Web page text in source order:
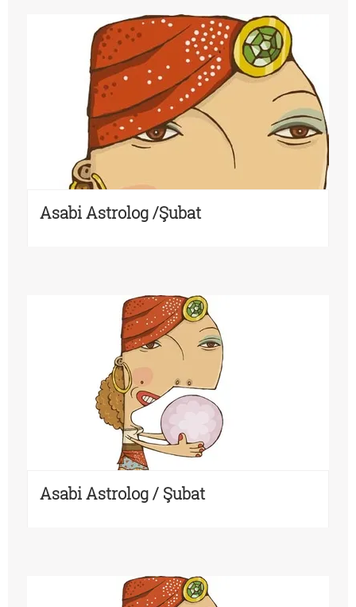
Asabi Astrolog /Şubat
Asabi Astrolog / Şubat